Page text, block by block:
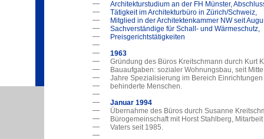
Architekturstudium an der FH Münster,
Tätigkeit im Architekturbüro in Zürich/Schweiz,
Mitglied in der Architektenkammer NW seit
Sachverständige für Schall- und Wärmeschutz,
Preisgerichtstätigkeiten
1963
Gründung des Büros Kreitschmann durch Kurt
Bauaufgaben: sozialer Wohnungsbau, seit
Jahre Spezialisierung im Bereich
behinderte Menschen.
Januar 1994
Übernahme des Büros durch Susanne
Bürogemeinschaft mit Horst Stahlberg,
Vaters seit 1985.